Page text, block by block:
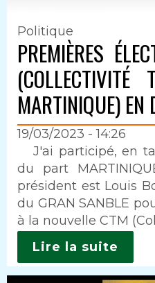
Politique
PREMIÈRES
(COLLECTIVITÉ
MARTINIQUE) EN
19/03/2023 - 14:26
Intro
J'ai participé, en
du part
président est Louis
du GRAN SANBLE
à la nouvelle CTM
Lire la suite